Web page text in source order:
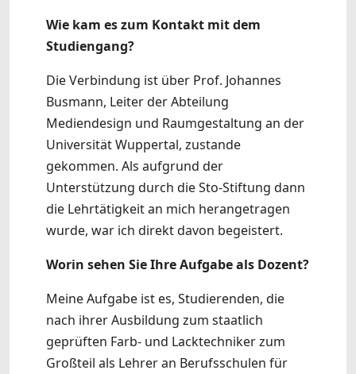
Wie kam es zum Kontakt mit dem
Studiengang?
Die Verbindung ist über Prof. Johannes
Busmann, Leiter der Abteilung
Mediendesign und Raumgestaltung an der
Universität Wuppertal, zustande
gekommen. Als aufgrund der
Unterstützung durch die Sto-Stiftung dann
die Lehrtätigkeit an mich herangetragen
wurde, war ich direkt davon begeistert.
Worin sehen Sie Ihre Aufgabe als Dozent?
Meine Aufgabe ist es, Studierenden, die
nach ihrer Ausbildung zum staatlich
geprüften Farb- und Lacktechniker zum
Großteil als Lehrer an Berufsschulen für